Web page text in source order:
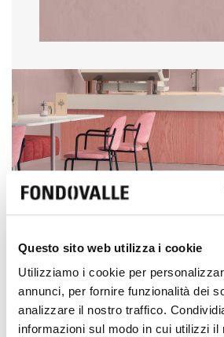
Questo sito web utilizza i cookie
Utilizziamo i cookie per
annunci, per fornire funzionalità dei
analizzare il nostro traffico.
informazioni sul modo in cui utilizzi il